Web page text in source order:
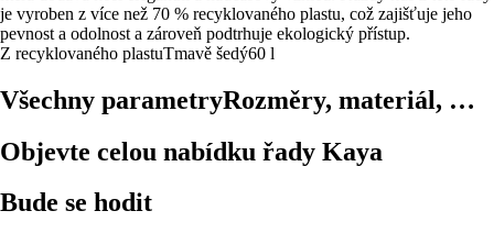
je vyroben z více než 70 % recyklovaného plastu, což zajišťuje jeho
pevnost a odolnost a zároveň podtrhuje ekologický přístup.
Z recyklovaného plastuTmavě šedý60 l
Všechny parametryRozměry, materiál, …
Objevte celou nabídku řady Kaya
Bude se hodit